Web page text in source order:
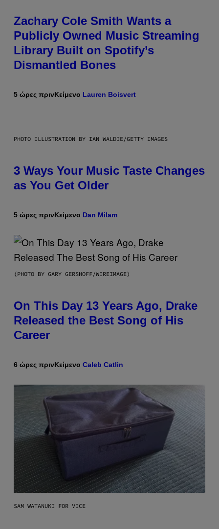
Zachary Cole Smith Wants a
Publicly Owned Music Streaming
Library Built on Spotify’s
Dismantled Bones
5 ώρες πρινΚείμενο Lauren Boisvert
PHOTO ILLUSTRATION BY IAN WALDIE/GETTY IMAGES
3 Ways Your Music Taste Changes
as You Get Older
5 ώρες πρινΚείμενο Dan Milam
(PHOTO BY GARY GERSHOFF/WIREIMAGE)
On This Day 13 Years Ago, Drake
Released the Best Song of His
Career
6 ώρες πρινΚείμενο Caleb Catlin
SAM WATANUKI FOR VICE